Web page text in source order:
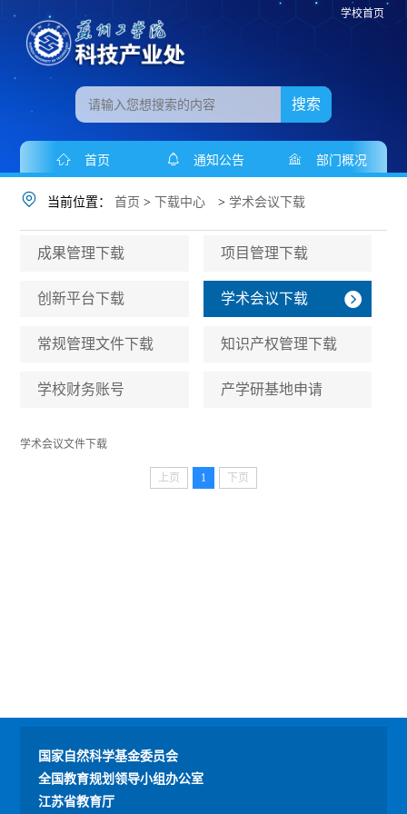
学校首页
搜索
首页 通知公告 部门概况
当前位置：首页 > 下载中心 >学术会议下载
成果管理下载 项目管理下载
创新平台下载 学术会议下载
常规管理文件下载 知识产权管理下载
学校财务账号 产学研基地申请
学术会议文件下载
上页 1 下页
国家自然科学基金委员会
全国教育规划领导小组办公室
江苏省教育厅